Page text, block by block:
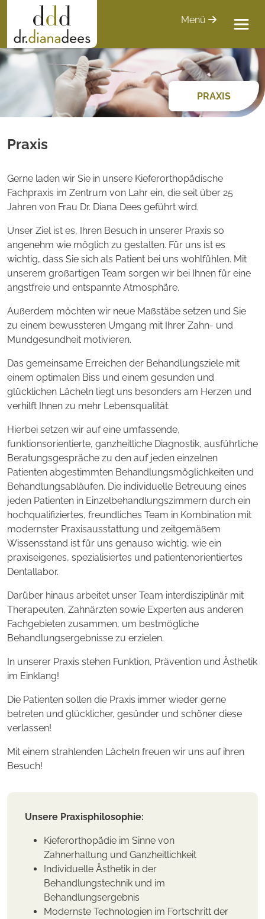
Menü
PRAXIS
Praxis
Gerne laden wir Sie in unsere Kieferorthopädische
Fachpraxis im Zentrum von Lahr ein, die seit über 25
Jahren von Frau Dr. Diana Dees geführt wird.
Unser Ziel ist es, Ihren Besuch in unserer Praxis so
angenehm wie möglich zu gestalten. Für uns ist es
wichtig, dass Sie sich als Patient bei uns wohlfühlen. Mit
unserem großartigen Team sorgen wir bei Ihnen für eine
angstfreie und entspannte Atmosphäre.
Außerdem möchten wir neue Maßstäbe setzen und Sie
zu einem bewussteren Umgang mit Ihrer Zahn- und
Mundgesundheit motivieren.
Das gemeinsame Erreichen der Behandlungsziele mit
einem optimalen Biss und einem gesunden und
glücklichen Lächeln liegt uns besonders am Herzen und
verhilft Ihnen zu mehr Lebensqualität.
Hierbei setzen wir auf eine umfassende,
funktionsorientierte, ganzheitliche Diagnostik, ausführliche
Beratungsgespräche zu den auf jeden einzelnen
Patienten abgestimmten Behandlungsmöglichkeiten und
Behandlungsabläufen. Die individuelle Betreuung eines
jeden Patienten in Einzelbehandlungszimmern durch ein
hochqualifiziertes, freundliches Team in Kombination mit
modernster Praxisausstattung und zeitgemäßem
Wissensstand ist für uns genauso wichtig, wie ein
praxiseigenes, spezialisiertes und patientenorientiertes
Dentallabor.
Darüber hinaus arbeitet unser Team interdisziplinär mit
Therapeuten, Zahnärzten sowie Experten aus anderen
Fachgebieten zusammen, um bestmögliche
Behandlungsergebnisse zu erzielen.
In unserer Praxis stehen Funktion, Prävention und Ästhetik
im Einklang!
Die Patienten sollen die Praxis immer wieder gerne
betreten und glücklicher, gesünder und schöner diese
verlassen!
Mit einem strahlenden Lächeln freuen wir uns auf ihren
Besuch!
Unsere Praxisphilosophie:
Kieferorthopädie im Sinne von
Zahnerhaltung und Ganzheitlichkeit
Individuelle Ästhetik in der
Behandlungstechnik und im
Behandlungsergebnis
Modernste Technologien im Fortschritt der